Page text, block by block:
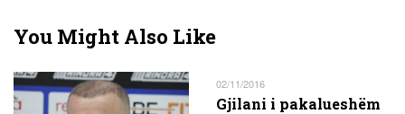
You Might Also Like
02/11/2016
Gjilani i pakalueshëm